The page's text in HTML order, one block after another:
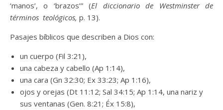
‘manos’, o ‘brazos’” (El diccionario de Westminster de
términos teológicos, p. 13).
Pasajes bíblicos que describen a Dios con:
un cuerpo (Fil 3:21),
una cabeza y cabello (Ap 1:14),
una cara (Gn 32:30; Ex 33:23; Ap 1:16),
ojos y orejas (Dt 11:12; Sal 34:15; Ap 1:14, una nariz y
sus ventanas (Gen. 8:21; Éx 15:8),